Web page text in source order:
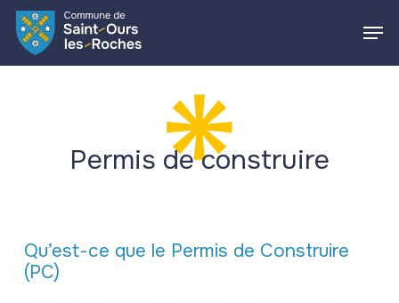
Skip
main
content
Permis de construire
Qu’est-ce que le Permis de Construire
(PC)
Menu